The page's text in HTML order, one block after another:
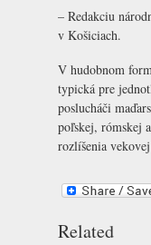
– Redakciu
v Košiciach.
V hudobnom
typická pre
poslucháči
poľskej, rómskej
rozlíšenia
Related